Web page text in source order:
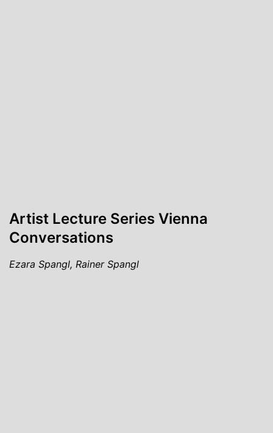
Artist Lecture Series Vienna
Conversations
Ezara Spangl, Rainer Spangl